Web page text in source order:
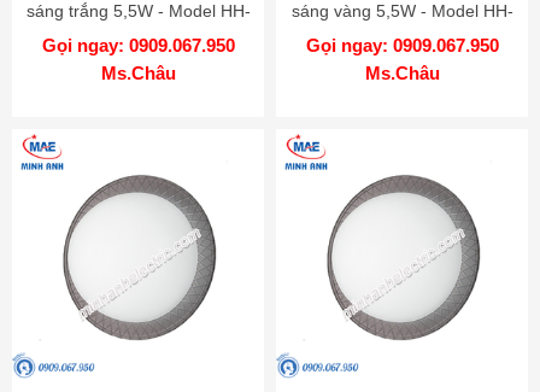
sáng trắng 5,5W - Model HH-
LW6010019
Gọi ngay: 0909.067.950
Ms.Châu
sáng vàng 5,5W - Model HH-
LW6020019
Gọi ngay: 0909.067.950
Ms.Châu